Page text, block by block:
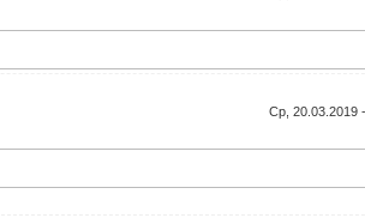
Ср, 20.03.2019